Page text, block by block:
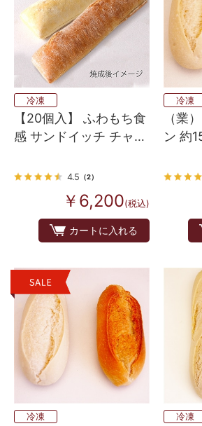
冷凍
【20個入】 ふわもち食
感 サンドイッチ チャバ
4.5 （2）
￥6,200(税込)
カートに入れる
冷凍
（業
ン 約
冷凍 冷凍